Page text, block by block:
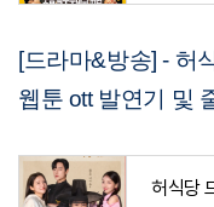
[드라마&방송] - 허
웹툰 ott 발연기 및